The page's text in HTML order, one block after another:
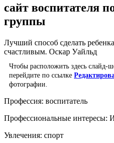
сайт воспитателя
группы
Лучший способ сделать
счастливым. Оскар Уайльд
Чтобы расположить здесь слайд-
перейдите по ссылке
фотографии.
Профессия: воспитатель
Профессиональные интересы:
Увлечения: спорт